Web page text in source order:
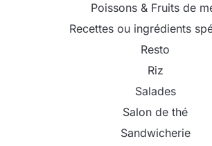
Poissons & Fruits de
Recettes ou ingrédients
Resto
Riz
Salades
Salon de thé
Sandwicherie